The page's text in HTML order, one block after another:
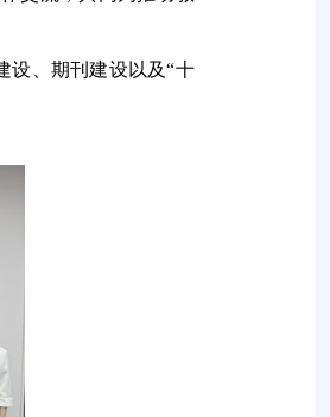
设、期刊建设以及“十